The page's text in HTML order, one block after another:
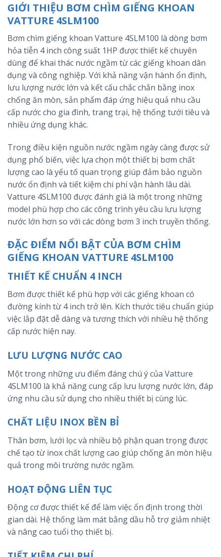
GIỚI THIỆU BƠM CHÌM GIẾNG KHOAN
VATTURE 4SLM100
Bơm chìm giếng khoan Vatture 4SLM100 là dòng bơm
hỏa tiễn 4 inch công suất 1HP được thiết kế chuyên
dùng để khai thác nước ngầm từ các giếng khoan dân
dụng và công nghiệp. Với khả năng vận hành ổn định,
lưu lượng nước lớn và kết cấu chắc chắn bằng inox
chống ăn mòn, sản phẩm đáp ứng hiệu quả nhu cầu
cấp nước cho gia đình, trang trại, hệ thống tưới tiêu và
nhiều ứng dụng khác.
Trong điều kiện nguồn nước ngầm ngày càng được sử
dụng phổ biến, việc lựa chọn một thiết bị bơm chất
lượng cao là yếu tố quan trọng giúp đảm bảo nguồn
nước ổn định và tiết kiệm chi phí vận hành lâu dài.
Vatture 4SLM100 được đánh giá là một trong những
model phù hợp cho các công trình yêu cầu lưu lượng
nước lớn hơn so với các dòng bơm 3 inch truyền thống.
ĐẶC ĐIỂM NỔI BẬT CỦA BƠM CHÌM
GIẾNG KHOAN VATTURE 4SLM100
THIẾT KẾ CHUẨN 4 INCH
Bơm được thiết kế phù hợp với các giếng khoan có
đường kính từ 4 inch trở lên. Kích thước tiêu chuẩn giúp
việc lắp đặt dễ dàng và tương thích với nhiều hệ thống
cấp nước hiện nay.
LƯU LƯỢNG NƯỚC CAO
Một trong những ưu điểm đáng chú ý của Vatture
4SLM100 là khả năng cung cấp lưu lượng nước lớn, đáp
ứng nhu cầu sử dụng cho nhiều thiết bị cùng lúc.
CHẤT LIỆU INOX BỀN BỈ
Thân bơm, lưới lọc và nhiều bộ phận quan trọng được
chế tạo từ inox chất lượng cao giúp chống ăn mòn hiệu
quả trong môi trường nước ngầm.
HOẠT ĐỘNG LIÊN TỤC
Động cơ được thiết kế để làm việc ổn định trong thời
gian dài. Hệ thống làm mát bằng dầu hỗ trợ giảm nhiệt
và nâng cao tuổi thọ thiết bị.